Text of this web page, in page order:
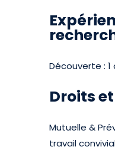
Découverte : 1
Droits
Mutuelle &
travail